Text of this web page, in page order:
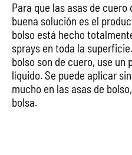
Para que las asas de
buena solución es el
bolso está hecho
sprays en toda la
bolso son de cuero, use
líquido. Se puede aplicar
mucho en las asas de
bolsa.